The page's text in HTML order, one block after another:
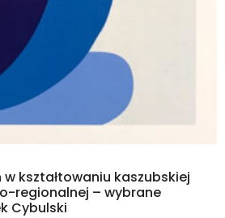
w kształtowaniu kaszubskiej
regionalnej – wybrane
Cybulski